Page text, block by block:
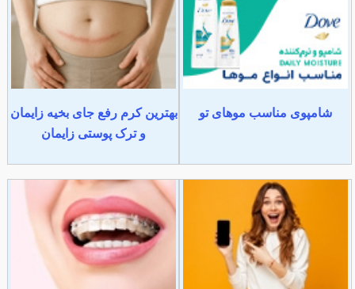
شامپوی مناسب موهای تو
بهترین کرم رفع جای بخیه زایمان
و ترک پوستی زایمان